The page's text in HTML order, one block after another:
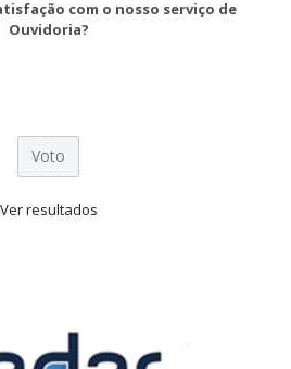
com o nosso serviço de
Ouvidoria?
Ver resultados